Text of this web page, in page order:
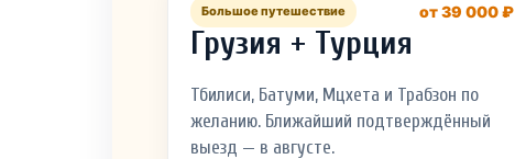
Большое путешествие от 39 000 ₽
Грузия + Турция
Тбилиси, Батуми, Мцхета и Трабзон по
желанию. Ближайший подтверждённый
выезд — в августе.